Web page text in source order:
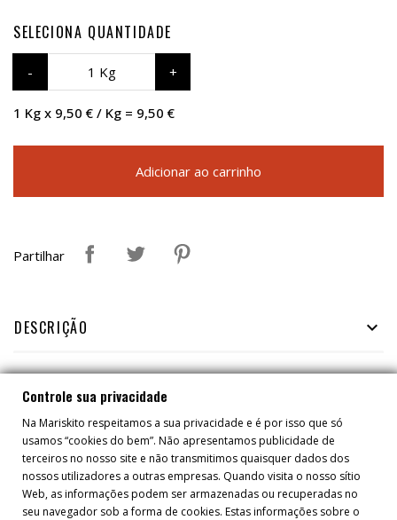
SELECIONA QUANTIDADE
1 Kg
1 Kg x 9,50 € / Kg = 9,50 €
Adicionar ao carrinho
Partilhar
DESCRIÇÃO 
TAMBÉM PODERÁ GOSTAR
Controle sua privacidade
Na Mariskito respeitamos a sua privacidade e é por isso que só
usamos “cookies do bem”. Não apresentamos publicidade de
terceiros no nosso site e não transmitimos quaisquer dados dos
nossos utilizadores a outras empresas. Quando visita o nosso sítio
Web, as informações podem ser armazenadas ou recuperadas no
seu navegador sob a forma de cookies. Estas informações sobre o